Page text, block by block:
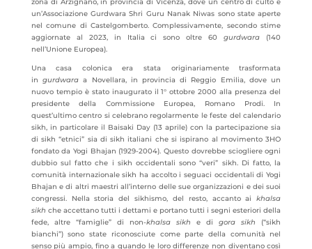
un’Associazione Gurdwara Shri Guru Nanak Niwas sono state aperte
nel comune di Castelgomberto. Complessivamente, secondo stime
aggiornate al 2023, in Italia ci sono oltre 60gurdwara (140
nell’Unione Europea).
Una casa colonica era stata originariamente trasformata
ingurdwara a Novellara, in provincia di Reggio Emilia, dove un
nuovo tempio è stato inaugurato il 1° ottobre 2000 alla presenza del
presidente della Commissione Europea, Romano Prodi. In
quest’ultimo centro si celebrano regolarmente le feste del calendario
sikh, in particolare il Baisaki Day (13 aprile) con la partecipazione sia
di sikh “etnici” sia di sikh italiani che si ispirano al movimento 3HO
fondato da Yogi Bhajan (1929-2004). Questo dovrebbe sciogliere ogni
dubbio sul fatto che i sikh occidentali sono “veri” sikh. Di fatto, la
comunità internazionale sikh ha accolto i seguaci occidentali di Yogi
Bhajan e di altri maestri all’interno delle sue organizzazioni e dei suoi
congressi. Nella storia del sikhismo, del resto, accanto aikhalsa
sikh che accettano tutti i dettami e portano tutti i segni esteriori della
fede, altre “famiglie” di non-khalsa sikh e digora sikh (“sikh
bianchi”) sono state riconosciute come parte della comunità nel
senso più ampio, fino a quando le loro differenze non diventano così